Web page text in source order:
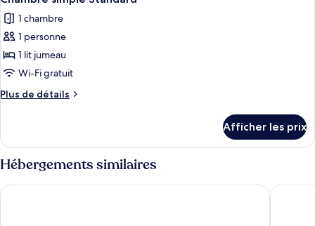
1 chambre
1 personne
1 lit jumeau
Wi-Fi gratuit
Plus de détails
Plus
Chambre
simple
Standard
Afficher les prix
Hébergements similaires
Keswick Park Hotel The